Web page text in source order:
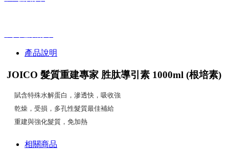
產品說明
JOICO 髮質重建專家 胜肽導引素 1000ml (根培素)
賦含特殊水解蛋白，滲透快，吸收強
乾燥，受損，多孔性髮質最佳補給
重建與強化髮質，免加熱
相關商品